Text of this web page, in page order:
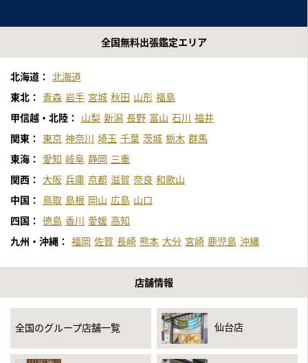
全国無料出張鑑定エリア
北海道： 北海道
東北： 青森 岩手 宮城 秋田 山形 福島
甲信越・北陸：
山梨 新潟 長野 富山 石川 福井
関東：
東京 神奈川 埼玉 千葉 茨城 栃木 群馬
東海：
愛知 岐阜 静岡 三重
関西： 大阪 兵庫 京都 滋賀 奈良 和歌山
中国：
鳥取 島根 岡山 広島 山口
四国： 徳島 香川 愛媛 高知
九州・沖縄： 福岡 佐賀 長崎 熊本 大分 宮崎 鹿児島 沖縄
店舗情報
全国のグループ店舗一覧 仙台店